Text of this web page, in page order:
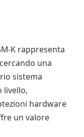
K rappresenta
una
sistema
livello,
hardware
un valore